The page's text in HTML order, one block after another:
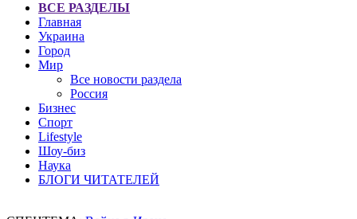
ВСЕ РАЗДЕЛЫ
Главная
Украина
Город
Мир
Все новости раздела
Россия
Бизнес
Спорт
Lifestyle
Шоу-биз
Наука
БЛОГИ ЧИТАТЕЛЕЙ